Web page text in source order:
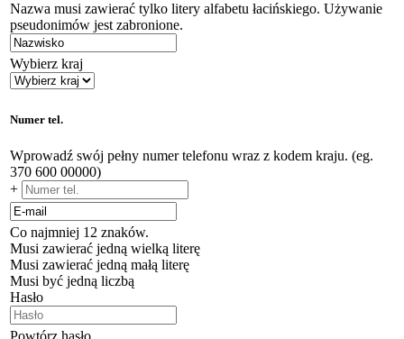
Nazwa musi zawierać tylko litery alfabetu łacińskiego. Używanie
pseudonimów jest zabronione.
Wybierz kraj
Numer tel.
Wprowadź swój pełny numer telefonu wraz z kodem kraju. (eg.
370 600 00000)
+
Co najmniej 12 znaków.
Musi zawierać jedną wielką literę
Musi zawierać jedną małą literę
Musi być jedną liczbą
Hasło